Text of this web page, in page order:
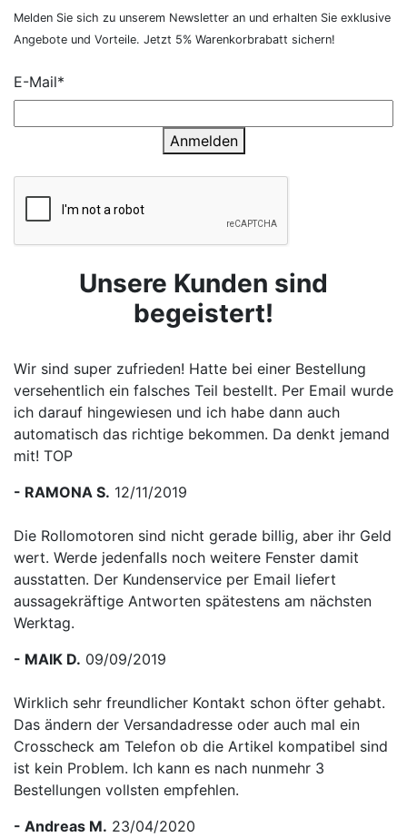
Melden Sie sich zu unserem Newsletter an und erhalten Sie exklusive
Angebote und Vorteile. Jetzt 5% Warenkorbrabatt sichern!
E-Mail*
Anmelden
Unsere Kunden sind
begeistert!
Wir sind super zufrieden! Hatte bei einer Bestellung
versehentlich ein falsches Teil bestellt. Per Email wurde
ich darauf hingewiesen und ich habe dann auch
automatisch das richtige bekommen. Da denkt jemand
mit! TOP
- RAMONA S. 12/11/2019
Die Rollomotoren sind nicht gerade billig, aber ihr Geld
wert. Werde jedenfalls noch weitere Fenster damit
ausstatten. Der Kundenservice per Email liefert
aussagekräftige Antworten spätestens am nächsten
Werktag.
- MAIK D. 09/09/2019
Wirklich sehr freundlicher Kontakt schon öfter gehabt.
Das ändern der Versandadresse oder auch mal ein
Crosscheck am Telefon ob die Artikel kompatibel sind
ist kein Problem. Ich kann es nach nunmehr 3
Bestellungen vollsten empfehlen.
- Andreas M. 23/04/2020